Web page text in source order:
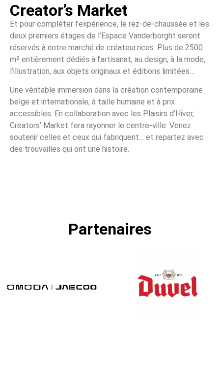
Creator’s Market
Et pour compléter l’expérience, le rez-de-chaussée et les
deux premiers étages de l’Espace Vanderborght seront
réservés à notre marché de créateur.rices. Plus de 2500
m² entièrement dédiés à l’artisanat, au design, à la mode,
l’illustration, aux objets originaux et éditions limitées…
Une véritable immersion dans la création contemporaine
belge et internationale, à taille humaine et à prix
accessibles. En collaboration avec les Plaisirs d’Hiver,
Creators’ Market fera rayonner le centre-ville. Venez
soutenir celles et ceux qui fabriquent… et repartez avec
des trouvailles qui ont une histoire.
Partenaires